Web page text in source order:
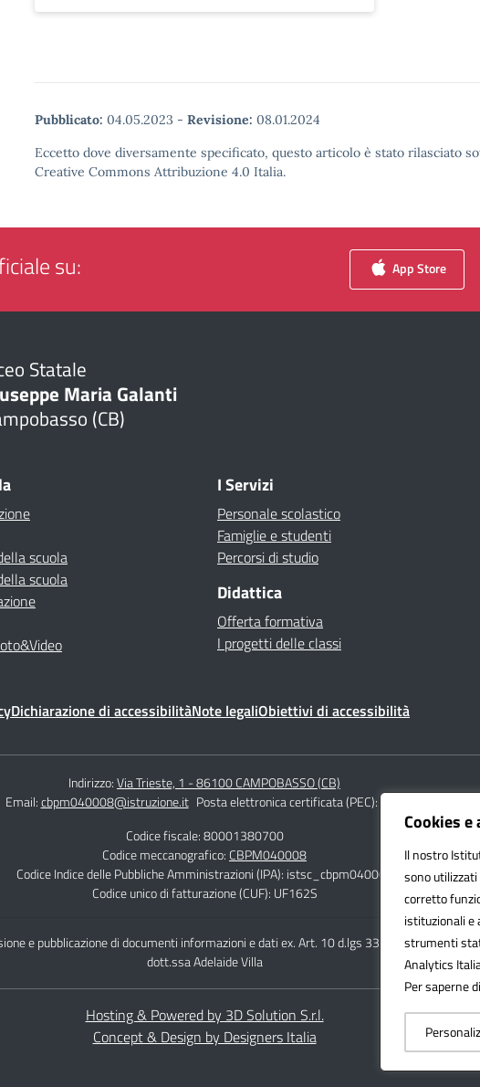
Cookies
Il nostro
sono
corretto
istituzionali e
strumenti
Analytics
Per saperne
Pubblicato: 04.05.2023 - Revisione: 08.01.2024
Eccetto dove diversamente specificato, questo articolo è stato rilasciato
Creative Commons Attribuzione 4.0 Italia.
su: App Store
Statale
Maria Galanti
(CB)
scuola
scuola
I Servizi
Personale scolastico
Famiglie e studenti
Percorsi di studio
Didattica
Offerta formativa
I progetti delle classi
Dichiarazione di accessibilitàNote legaliObiettivi di accessibilità
Indirizzo:Via Trieste, 1 - 86100 CAMPOBASSO (CB)
Email:cbpm040008@istruzione.it Posta elettronica certificata (PEC):
Codice fiscale: 80001380700
Codice meccanografico: CBPM040008
Codice Indice delle Pubbliche Amministrazioni (IPA): istsc_cbpm040008
Codice unico di fatturazione (CUF): UF162S
e pubblicazione di documenti informazioni e dati ex. Art. 10 d.lgs 33/2013 ss.mm.ii.
dott.ssa Adelaide Villa
Hosting & Powered by 3D Solution S.r.l.
Concept & Design by Designers Italia